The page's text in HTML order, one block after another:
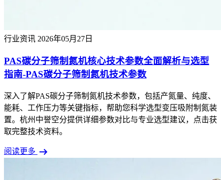
行业资讯 2026年05月27日
PAS碳分子筛制氮机核心技术参数全面解析与选型
指南-PAS碳分子筛制氮机技术参数
深入了解PAS碳分子筛制氮机技术参数，包括产氮量、纯度、
能耗、工作压力等关键指标，帮助您科学选型变压吸附制氮装
置。杭州中誉空分提供详细参数对比与专业选型建议，点击获
取完整技术资料。
阅读更多 arrow_right_alt